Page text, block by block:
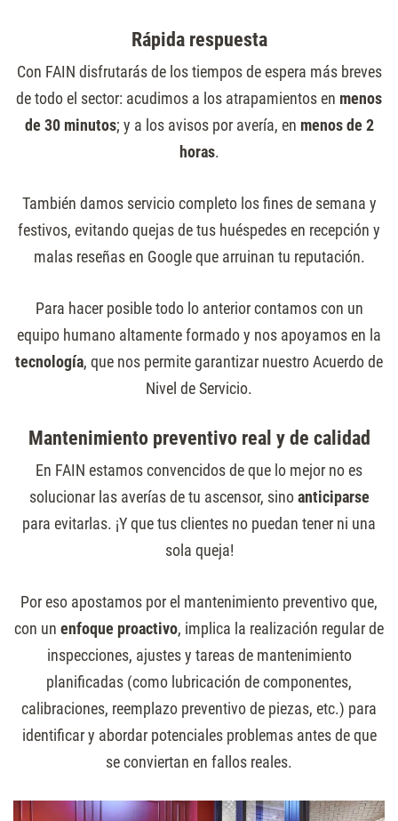
Rápida respuesta
Con FAIN disfrutarás de los tiempos de espera más breves
de todo el sector: acudimos a los atrapamientos en menos
de 30 minutos; y a los avisos por avería, en menos de 2
horas.
También damos servicio completo los fines de semana y
festivos, evitando quejas de tus huéspedes en recepción y
malas reseñas en Google que arruinan tu reputación.
Para hacer posible todo lo anterior contamos con un
equipo humano altamente formado y nos apoyamos en la
tecnología, que nos permite garantizar nuestro Acuerdo de
Nivel de Servicio.
Mantenimiento preventivo real y de calidad
En FAIN estamos convencidos de que lo mejor no es
solucionar las averías de tu ascensor, sinoanticiparse
para evitarlas. ¡Y que tus clientes no puedan tener ni una
sola queja!
Por eso apostamos por el mantenimiento preventivo que,
con un enfoque proactivo, implica la realización regular de
inspecciones, ajustes y tareas de mantenimiento
planificadas (como lubricación de componentes,
calibraciones, reemplazo preventivo de piezas, etc.) para
identificar y abordar potenciales problemas antes de que
se conviertan en fallos reales.